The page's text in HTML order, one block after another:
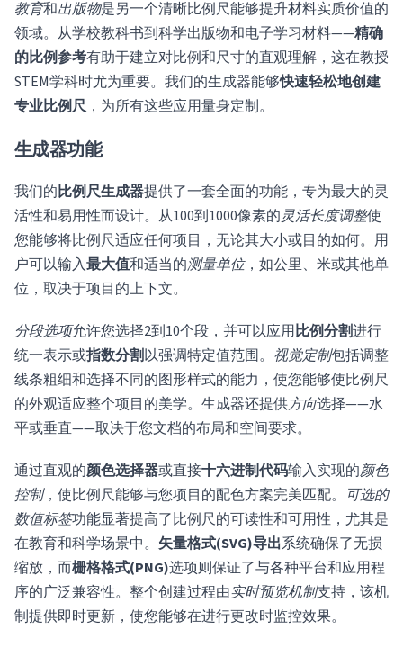
教育和出版物是另一个清晰比例尺能够提升材料实质价值的
领域。从学校教科书到科学出版物和电子学习材料——精确
的比例参考有助于建立对比例和尺寸的直观理解，这在教授
STEM学科时尤为重要。我们的生成器能够快速轻松地创建
专业比例尺 ，为所有这些应用量身定制。
生成器功能
我们的比例尺生成器提供了一套全面的功能，专为最大的灵
活性和易用性而设计。从100到1000像素的灵活长度调整使
您能够将比例尺适应任何项目，无论其大小或目的如何。用
户可以输入最大值和适当的测量单位，如公里、米或其他单
位，取决于项目的上下文。
分段选项允许您选择2到10个段，并可以应用比例分割进行
统一表示或指数分割以强调特定值范围。 视觉定制包括调整
线条粗细和选择不同的图形样式的能力，使您能够使比例尺
的外观适应整个项目的美学。生成器还提供方向选择——水
平或垂直——取决于您文档的布局和空间要求。
通过直观的颜色选择器或直接十六进制代码输入实现的颜色
控制，使比例尺能够与您项目的配色方案完美匹配。
可选的
数值标签功能显著提高了比例尺的可读性和可用性，尤其是
在教育和科学场景中。 矢量格式(SVG)导出系统确保了无损
缩放，而栅格格式(PNG)选项则保证了与各种平台和应用程
序的广泛兼容性。整个创建过程由实时预览机制支持，该机
制提供即时更新，使您能够在进行更改时监控效果。